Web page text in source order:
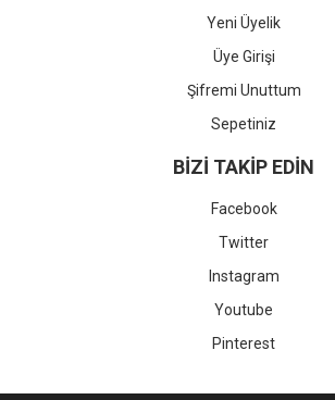
Yeni Üyelik
Üye Girişi
Şifremi Unuttum
Sepetiniz
BİZİ TAKİP EDİN
Facebook
Twitter
Instagram
Youtube
Pinterest